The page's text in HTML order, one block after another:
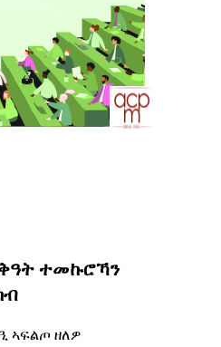
ተመኩሮኻን
ኣፍልጦ ዘለዎ